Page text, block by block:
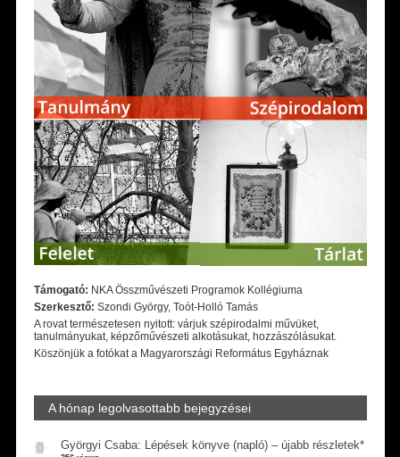
Támogató: NKA Összművészeti Programok Kollégiuma
Szerkesztő: Szondi György, Toót-Holló Tamás
A rovat természetesen nyitott: várjuk szépirodalmi művüket,
tanulmányukat, képzőművészeti alkotásukat, hozzászólásukat.
Köszönjük a fotókat a Magyarországi Református Egyháznak
A hónap legolvasottabb bejegyzései
Györgyi Csaba: Lépések könyve (napló) – újabb részletek*